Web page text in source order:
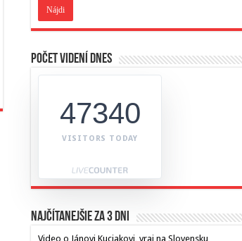
Počet videní dnes
47340
VISITORS TODAY
Najčítanejšie za 3 dni
Video o Jánovi Kuciakovi, vraj na Slovensku